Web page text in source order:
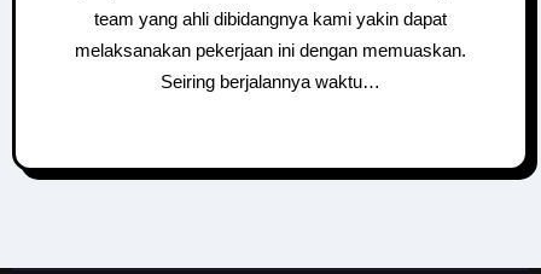
team yang ahli dibidangnya kami yakin dapat
melaksanakan pekerjaan ini dengan memuaskan.
Seiring berjalannya waktu…